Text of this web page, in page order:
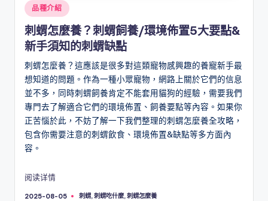
Posted
in
品種介紹
刺蝟怎麼養？刺蝟飼養/環境佈置5大要點&
新手須知的刺蝟缺點
刺蝟怎麼養？這應該是很多對這類寵物感興趣的養寵新手最
想知道的問題。作為一種小眾寵物，網路上關於它們的信息
並不多，同時刺蝟飼養肯定不能套用貓狗的經驗，需要我們
專門去了解適合它們的環境佈置、飼養要點等內容。如果你
正苦惱於此，不妨了解一下我們整理的刺蝟怎麼養全攻略，
包含你需要注意的刺蝟飲食、環境佈置&缺點等多方面內
容。
阅读详情
2025-08-05
Tags: 刺蝟,刺蝟吃什麼,刺蝟怎麼養